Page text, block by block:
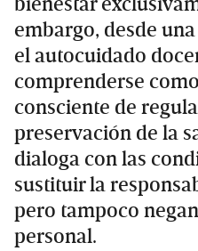
embargo, desde
el autocuidado
comprenderse
consciente de
preservación de la
dialoga con las
sustituir la
pero tampoco
personal.